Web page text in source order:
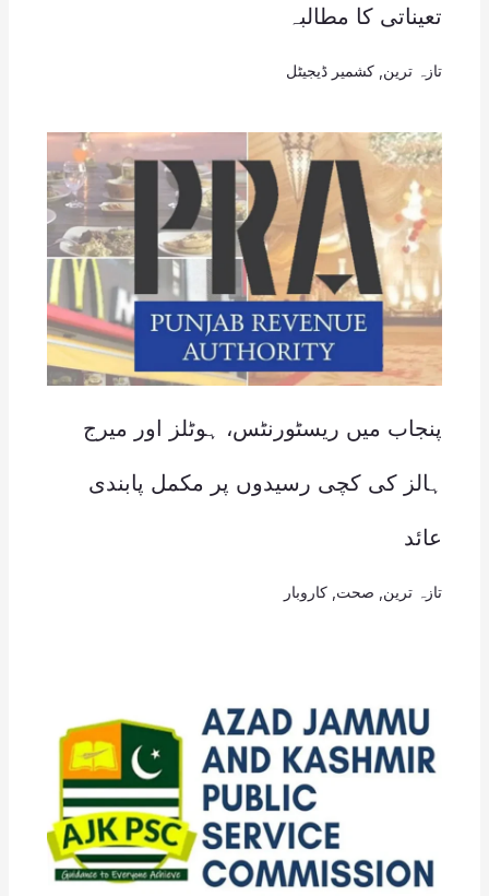
تعیناتی کا مطالبہ
تازہ ترین کشمیر ڈیجیٹل
پنجاب میں ریسٹورنٹس، ہوٹلز اور میرج
ہالز کی کچی رسیدوں پر مکمل پابندی
عائد
تازہ ترین صحت کاروبار